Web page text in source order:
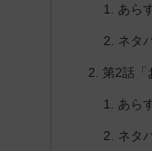
あら
ネタ
第2話「
あら
ネタ